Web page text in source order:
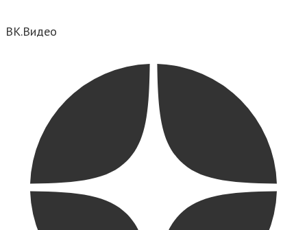
ВК.Видео